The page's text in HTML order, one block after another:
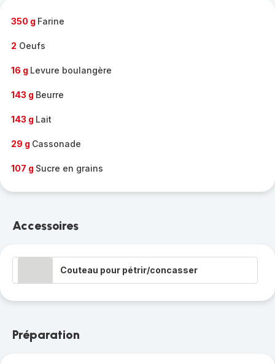
350 g Farine
2 Oeufs
16 g Levure boulangère
143 g Beurre
143 g Lait
29 g Cassonade
107 g Sucre en grains
Accessoires
Couteau pour pétrir/concasser
Préparation